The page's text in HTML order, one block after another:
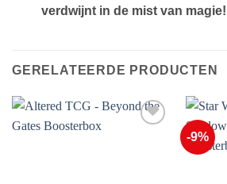
verdwijnt in de mist van magie!
GERELATEERDE PRODUCTEN
-9%